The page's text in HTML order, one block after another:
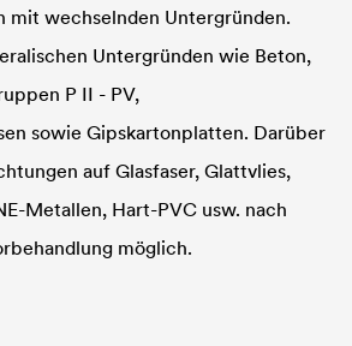
mit wechselnden Untergründen.
Untergründen wie Beton,
P II - PV,
sowie Gipskartonplatten. Darüber
auf Glasfaser, Glattvlies,
Metallen, Hart-PVC usw. nach
möglich.